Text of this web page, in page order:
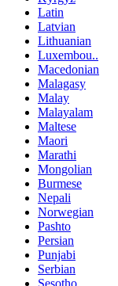
Latin
Latvian
Lithuanian
Luxembou..
Macedonian
Malagasy
Malay
Malayalam
Maltese
Maori
Marathi
Mongolian
Burmese
Nepali
Norwegian
Pashto
Persian
Punjabi
Serbian
Sesotho